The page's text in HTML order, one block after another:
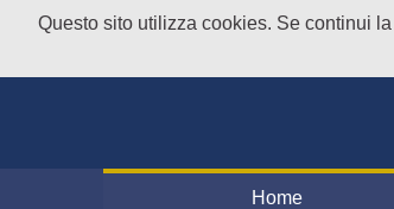
Questo sito utilizza cookies. Se continui
Home